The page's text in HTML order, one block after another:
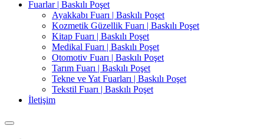
Fuarlar | Baskılı Poşet
Ayakkabı Fuarı | Baskılı Poşet
Kozmetik Güzellik Fuarı | Baskılı Poşet
Kitap Fuarı | Baskılı Poşet
Medikal Fuarı | Baskılı Poşet
Otomotiv Fuarı | Baskılı Poşet
Tarım Fuarı | Baskılı Poşet
Tekne ve Yat Fuarları | Baskılı Poşet
Tekstil Fuarı | Baskılı Poşet
İletişim